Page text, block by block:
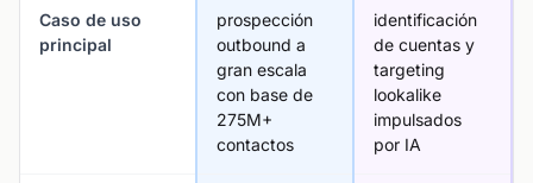
Caso de uso
principal
prospección
outbound a
gran escala
con base de
275M+
contactos
identificación
de cuentas y
targeting
lookalike
impulsados
por IA